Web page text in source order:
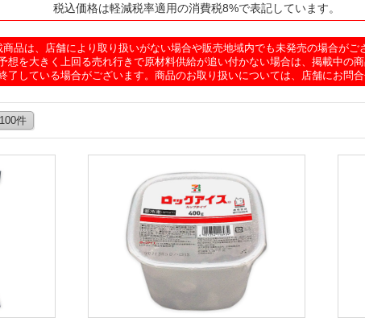
税込価格は軽減税率適用の消費税8%で表記しています。
商品は、店舗により取り扱いがない場合や販売地域内でも未発売の場合がご
想を大きく上回る売れ行きで原材料供給が追い付かない場合は、掲載中の
了している場合がございます。商品のお取り扱いについては、店舗にお問合
100件